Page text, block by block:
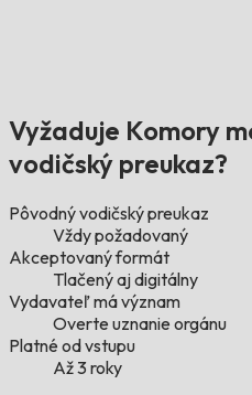
Vyžaduje Komory
vodičský preukaz?
Pôvodný vodičský preukaz
Vždy požadovaný
Akceptovaný formát
Tlačený aj digitálny
Vydavateľ má význam
Overte uznanie orgánu
Platné od vstupu
Až 3 roky